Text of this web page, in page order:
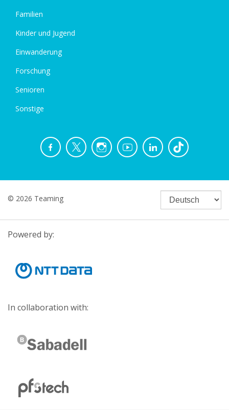
Familien
Kinder und Jugend
Einwanderung
Forschung
Senioren
Sonstige
© 2026 Teaming
Powered by:
In collaboration with: